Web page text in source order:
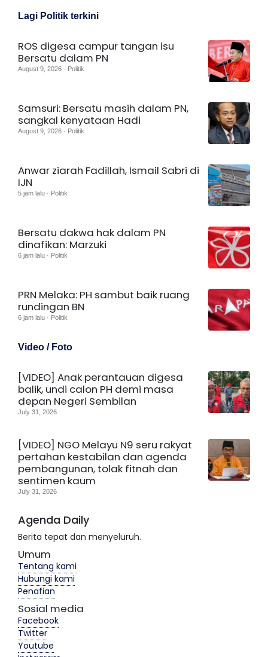
Lagi Politik terkini
ROS digesa campur tangan isu
Bersatu dalam PN
August 9, 2026 · Politik
Samsuri: Bersatu masih dalam PN,
sangkal kenyataan Hadi
August 9, 2026 · Politik
Anwar ziarah Fadillah, Ismail Sabri di
IJN
5 jam lalu · Politik
Bersatu dakwa hak dalam PN
dinafikan: Marzuki
6 jam lalu · Politik
PRN Melaka: PH sambut baik ruang
rundingan BN
6 jam lalu · Politik
Video / Foto
[VIDEO] Anak perantauan digesa
balik, undi calon PH demi masa
depan Negeri Sembilan
July 31, 2026
[VIDEO] NGO Melayu N9 seru rakyat
pertahan kestabilan dan agenda
pembangunan, tolak fitnah dan
sentimen kaum
July 31, 2026
Agenda Daily
Berita tepat dan menyeluruh.
Umum
Tentang kami
Hubungi kami
Penafian
Sosial media
Facebook
Twitter
Youtube